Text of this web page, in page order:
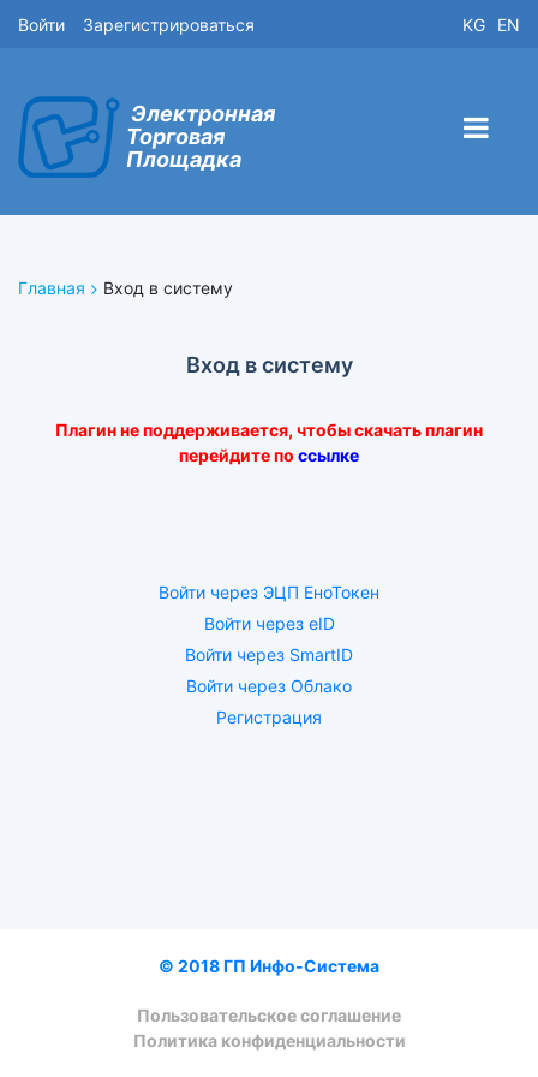
Войти Зарегистрироваться KG EN
Электронная
Торговая
Площадка
Главная Вход в систему
Вход в систему
Плагин не поддерживается, чтобы скачать плагин
перейдите по ссылке
Войти через ЭЦП ЕноТокен
Войти через eID
Войти через SmartID
Войти через Облако
Регистрация
© 2018 ГП Инфо-Система
Пользовательское соглашение
Политика конфиденциальности